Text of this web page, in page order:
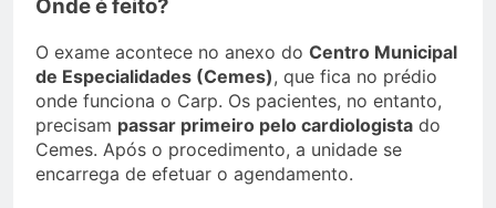
Onde é feito?
O exame acontece no anexo do Centro Municipal
de Especialidades (Cemes), que fica no prédio
onde funciona o Carp. Os pacientes, no entanto,
precisam passar primeiro pelo cardiologista do
Cemes. Após o procedimento, a unidade se
encarrega de efetuar o agendamento.